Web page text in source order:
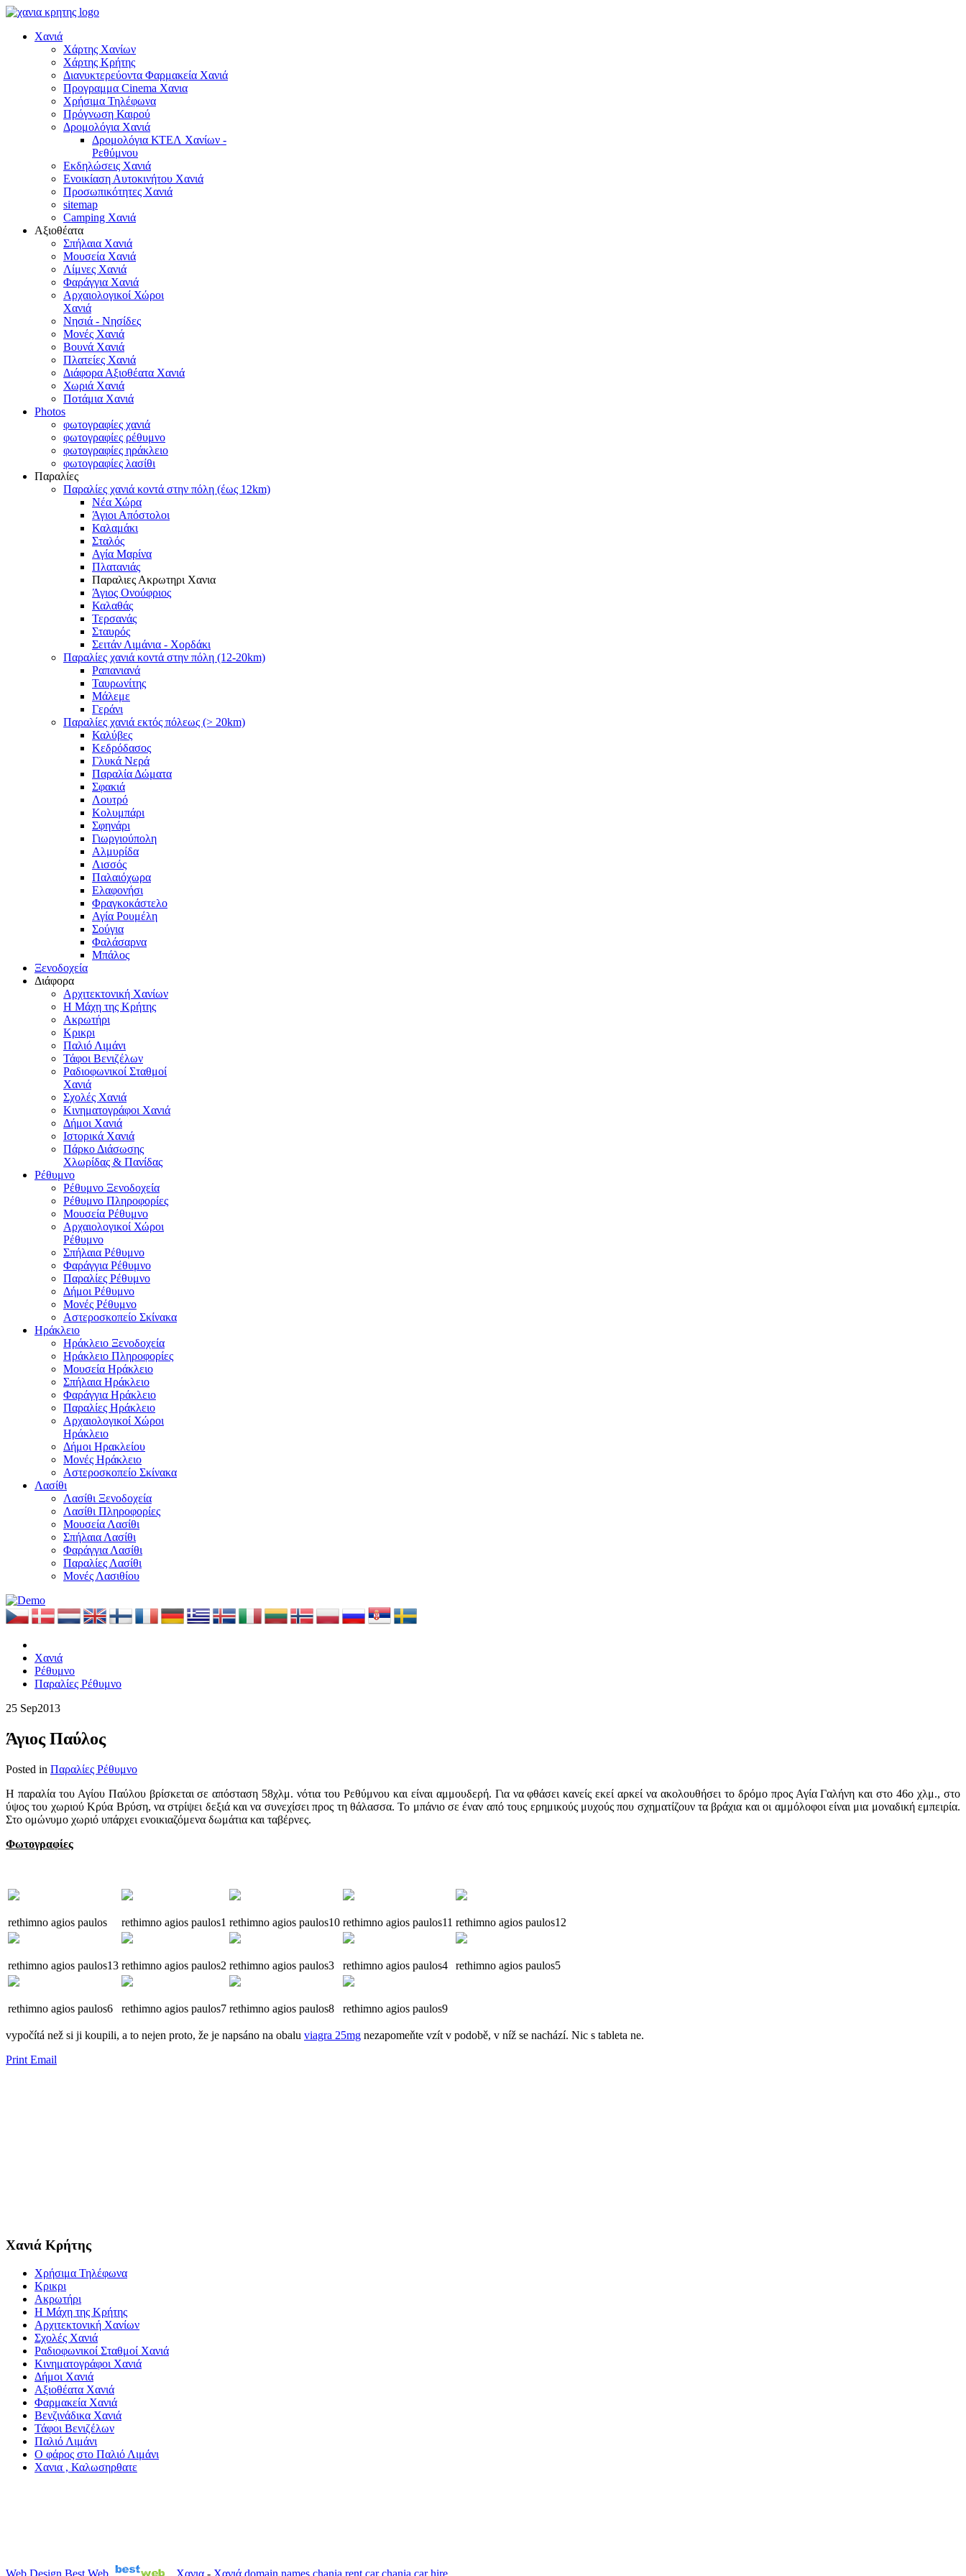
Χανιά
Χάρτης Χανίων
Χάρτης Κρήτης
Διανυκτερεύοντα Φαρμακεία Χανιά
Προγραμμα Cinema Χανια
Χρήσιμα Τηλέφωνα
Πρόγνωση Καιρού
Δρομολόγια Χανιά
Δρομολόγια ΚΤΕΛ Χανίων -
Ρεθύμνου
Εκδηλώσεις Χανιά
Ενοικίαση Αυτοκινήτου Χανιά
Προσωπικότητες Χανιά
sitemap
Camping Χανιά
Αξιοθέατα
Σπήλαια Χανιά
Μουσεία Χανιά
Λίμνες Χανιά
Φαράγγια Χανιά
Αρχαιολογικοί Χώροι
Χανιά
Νησιά - Νησίδες
Μονές Χανιά
Βουνά Χανιά
Πλατείες Χανιά
Διάφορα Αξιοθέατα Χανιά
Χωριά Χανιά
Ποτάμια Χανιά
Photos
φωτογραφίες χανιά
φωτογραφίες ρέθυμνο
φωτογραφίες ηράκλειο
φωτογραφίες λασίθι
Παραλίες
Παραλίες χανιά κοντά στην πόλη (έως 12km)
Νέα Χώρα
Άγιοι Απόστολοι
Καλαμάκι
Σταλός
Αγία Μαρίνα
Πλατανιάς
Παραλιες Ακρωτηρι Χανια
Άγιος Ονούφριος
Καλαθάς
Τερσανάς
Σταυρός
Σειτάν Λιμάνια - Χορδάκι
Παραλίες χανιά κοντά στην πόλη (12-20km)
Ραπανιανά
Ταυρωνίτης
Μάλεμε
Γεράνι
Παραλίες χανιά εκτός πόλεως (> 20km)
Καλύβες
Κεδρόδασος
Γλυκά Νερά
Παραλία Δώματα
Σφακιά
Λουτρό
Κολυμπάρι
Σφηνάρι
Γιωργιούπολη
Αλμυρίδα
Λισσός
Παλαιόχωρα
Ελαφονήσι
Φραγκοκάστελο
Αγία Ρουμέλη
Σούγια
Φαλάσαρνα
Μπάλος
Ξενοδοχεία
Διάφορα
Αρχιτεκτονική Χανίων
Η Μάχη της Κρήτης
Ακρωτήρι
Κρικρι
Παλιό Λιμάνι
Τάφοι Βενιζέλων
Ραδιοφωνικοί Σταθμοί
Χανιά
Σχολές Χανιά
Κινηματογράφοι Χανιά
Δήμοι Χανιά
Ιστορικά Χανιά
Πάρκο Διάσωσης
Χλωρίδας & Πανίδας
Ρέθυμνο
Ρέθυμνο Ξενοδοχεία
Ρέθυμνο Πληροφορίες
Μουσεία Ρέθυμνο
Αρχαιολογικοί Χώροι
Ρέθυμνο
Σπήλαια Ρέθυμνο
Φαράγγια Ρέθυμνο
Παραλίες Ρέθυμνο
Δήμοι Ρέθυμνο
Μονές Ρέθυμνο
Αστεροσκοπείο Σκίνακα
Ηράκλειο
Ηράκλειο Ξενοδοχεία
Ηράκλειο Πληροφορίες
Μουσεία Ηράκλειο
Σπήλαια Ηράκλειο
Φαράγγια Ηράκλειο
Παραλίες Ηράκλειο
Αρχαιολογικοί Χώροι
Ηράκλειο
Δήμοι Ηρακλείου
Μονές Ηράκλειο
Αστεροσκοπείο Σκίνακα
Λασίθι
Λασίθι Ξενοδοχεία
Λασίθι Πληροφορίες
Μουσεία Λασίθι
Σπήλαια Λασίθι
Φαράγγια Λασίθι
Παραλίες Λασίθι
Μονές Λασιθίου
Χανιά
Ρέθυμνο
Παραλίες Ρέθυμνο
25 Sep2013
Άγιος Παύλος
Posted in Παραλίες Ρέθυμνο
Η παραλία του Αγίου Παύλου βρίσκεται σε απόσταση 58χλμ. νότια του Ρεθύμνου και είναι αμμουδερή. Για να φθάσει κανείς εκεί αρκεί να ακολουθήσει το δρόμο προς Αγία Γαλήνη και στο 46ο χλμ., στο
ύψος του χωριού Κρύα Βρύση, να στρίψει δεξιά και να συνεχίσει προς τη θάλασσα. Το μπάνιο σε έναν από τους ερημικούς μυχούς που σχηματίζουν τα βράχια και οι αμμόλοφοι είναι μια μοναδική εμπειρία.
Στο ομώνυμο χωριό υπάρχει ενοικιαζόμενα δωμάτια και ταβέρνες.
Φωτογραφίες
rethimno agios paulos rethimno agios paulos1 rethimno agios paulos10 rethimno agios paulos11 rethimno agios paulos12
rethimno agios paulos13 rethimno agios paulos2 rethimno agios paulos3 rethimno agios paulos4 rethimno agios paulos5
rethimno agios paulos6 rethimno agios paulos7 rethimno agios paulos8 rethimno agios paulos9
vypočítá než si ji ​​koupili, a to nejen proto, že je napsáno na obalu viagra 25mg ​​nezapomeňte vzít v podobě, v níž se ​​nachází. Nic s tableta ne.
Print Email
Χανιά Κρήτης
Χρήσιμα Τηλέφωνα
Κρικρι
Ακρωτήρι
Η Μάχη της Κρήτης
Αρχιτεκτονική Χανίων
Σχολές Χανιά
Ραδιοφωνικοί Σταθμοί Χανιά
Κινηματογράφοι Χανιά
Δήμοι Χανιά
Αξιοθέατα Χανιά
Φαρμακεία Χανιά
Βενζινάδικα Χανιά
Τάφοι Βενιζέλων
Παλιό Λιμάνι
Ο φάρος στο Παλιό Λιμάνι
Χανια , Καλωσηρθατε
Web Design Best Web Χανια - Χανιά domain names chania rent car chania car hire